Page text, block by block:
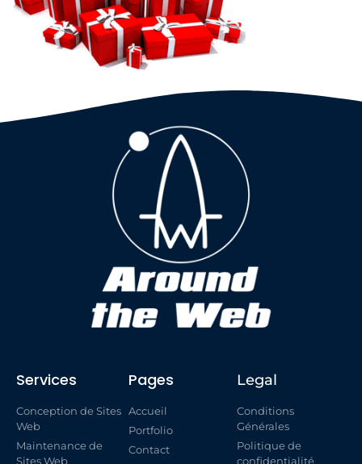
Services
Conception de Sites
Web
Maintenance de
Sites Web
Pages
Accueil
Portfolio
Contact
Legal
Conditions
Générales
Politique de
confidentialité